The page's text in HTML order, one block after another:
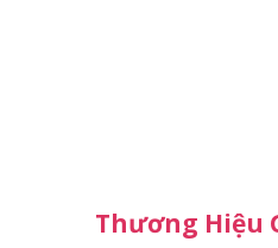
Thương Hiệu